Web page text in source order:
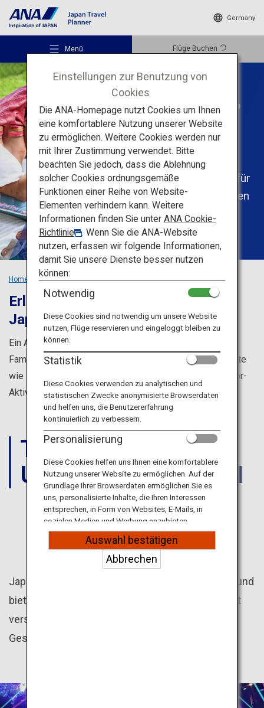
Germany
Menü Flüge Buchen
Empfohlene Orte
Reiseideen
Reiseziele
Reiseinformationen
ANA Services
Maßgeschneiderte Ausflüge
Families
Planen Sie eine
unvergessliche Reise für
Familienmitglieder jeden
Alters
Home Maßgeschneiderte Ausflüge Families
Erlebnisreicher Familienurlaub in
Japan für jeden Geschmack
Ein Ausflug nach Japan bedeutet Spaß für jedes
Familienmitglied – dafür sorgen die vielfältigen Angebote
wie Freizeitparks, tolle Speisen, verschiedenste Outdoor-
Aktivitäten und heiße Quellen.
TIPPSFÜR
UNTERNEHMUNGEN
FREIZEIT-
PARKS
Japan ist ein Paradies für Fans von Freizeitparks und
bietet eine Vielzahl familienfreundlicher Parks mit
verschiedenen Themen wie Anime, Natur und
Geschichte an.
Einstellungen zur Benutzung von
Cookies
Die ANA-Homepage nutzt Cookies um Ihnen
eine komfortablere Nutzung unserer Website
zu ermöglichen. Weitere Cookies werden nur
mit Ihrer Zustimmung verwendet. Bitte
beachten Sie jedoch, dass die Ablehnung
solcher Cookies ordnungsgemäße
Funktionen einer Reihe von Website-
Elementen verhindern kann. Weitere
Informationen finden Sie unter ANA Cookie-
Richtlinie
. Wenn Sie die ANA-Website
nutzen, erfassen wir folgende Informationen,
damit Sie unsere Dienste besser nutzen
können:
Notwendig
Diese Cookies sind notwendig um unsere Website
nutzen, Flüge reservieren und eingeloggt bleiben zu
können.
Statistik
Diese Cookies verwenden zu analytischen und
statistischen Zwecke anonymisierte Browserdaten
und helfen uns, die Benutzererfahrung
kontinuierlich zu verbessern.
Personalisierung
Diese Cookies helfen uns Ihnen eine komfortablere
Nutzung unserer Website zu ermöglichen. Auf der
Grundlage Ihrer Browserdaten ermöglichen Sie es
uns, personalisierte Inhalte, die Ihren Interessen
entsprechen, in Form von Websites, E-Mails, in
sozialen Medien und Werbung anzubieten.
Auswahl bestätigen
Abbrechen